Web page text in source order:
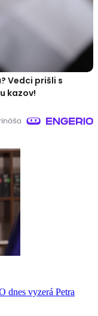
Vedci prišli s
kazov!
dnes vyzerá Petra